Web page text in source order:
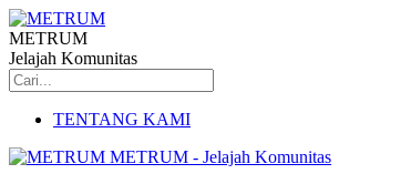
METRUM
Jelajah Komunitas
TENTANG KAMI
METRUM - Jelajah Komunitas